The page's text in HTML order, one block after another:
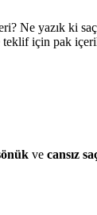
Ne yazık ki
için pak
ve cansız